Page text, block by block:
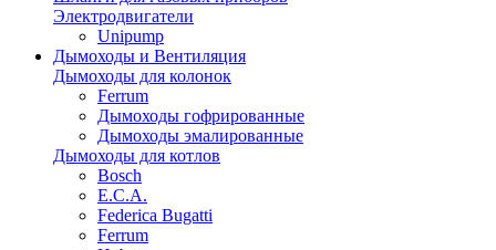
Электродвигатели
Unipump
Дымоходы и Вентиляция
Дымоходы для колонок
Ferrum
Дымоходы гофрированные
Дымоходы эмалированные
Дымоходы для котлов
Bosch
E.C.A.
Federica Bugatti
Ferrum